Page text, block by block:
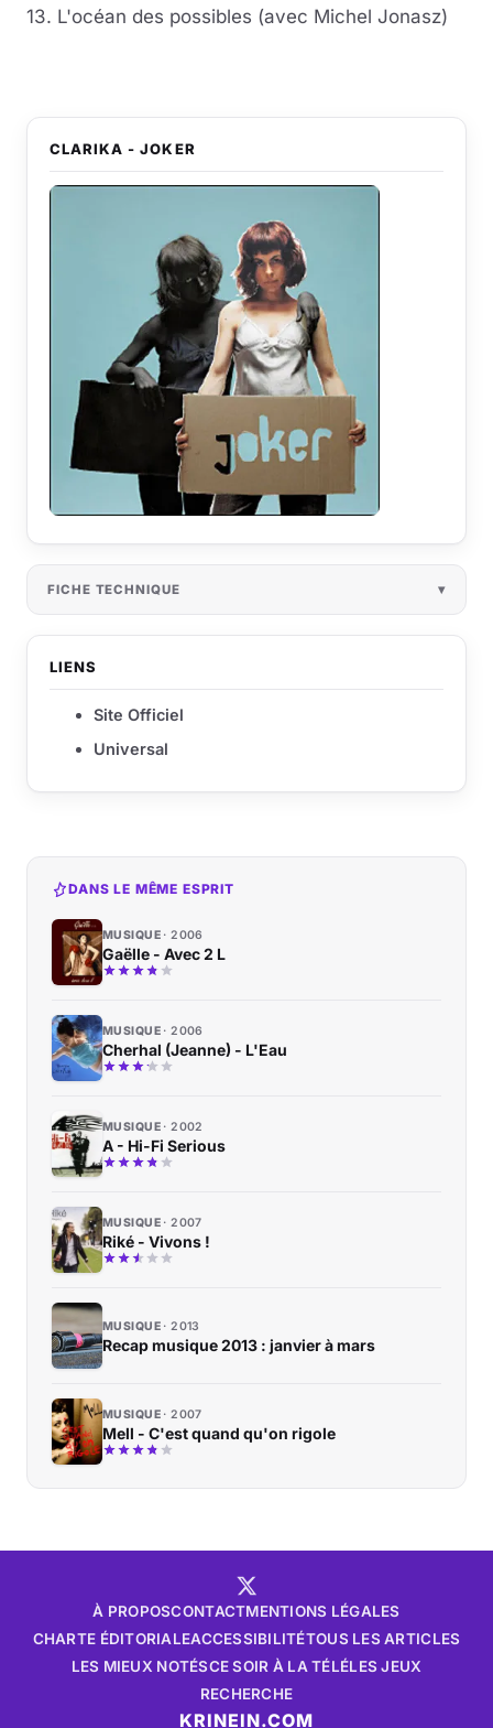
13. L'océan des possibles (avec Michel Jonasz)
CLARIKA - JOKER
FICHE TECHNIQUE
LIENS
Site Officiel
Universal
DANS LE MÊME ESPRIT
MUSIQUE 2006
Gaëlle - Avec 2 L
MUSIQUE 2006
Cherhal (Jeanne) - L'Eau
MUSIQUE 2002
A - Hi-Fi Serious
MUSIQUE 2007
Riké - Vivons !
MUSIQUE 2013
Recap musique 2013 : janvier à mars
MUSIQUE 2007
Mell - C'est quand qu'on rigole
À PROPOSCONTACTMENTIONS LÉGALES
CHARTE ÉDITORIALEACCESSIBILITÉTOUS LES ARTICLES
LES MIEUX NOTÉSCE SOIR À LA TÉLÉLES JEUX
RECHERCHE
KRINEIN.COM